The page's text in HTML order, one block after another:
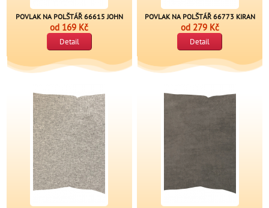
POVLAK NA POLŠTÁŘ 66615 JOHN
od 169 Kč
Detail
POVLAK NA POLŠTÁŘ 66773 KIRAN
od 279 Kč
Detail